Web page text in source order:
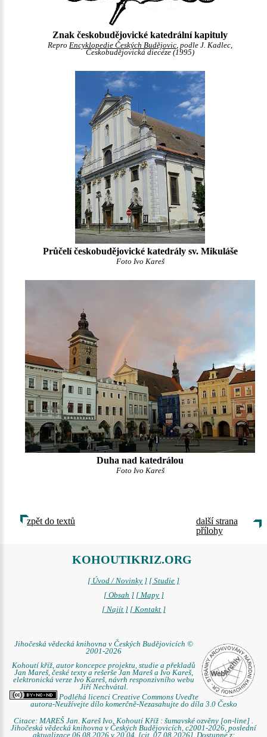
Znak českobudějovické katedrální kapituly
Repro Encyklopedie Českých Budějovic , podle J. Kadlec,
Českobudějovická diecéze (1995)
Průčelí českobudějovické katedrály sv. Mikuláše
Foto Ivo Kareš
Duha nad katedrálou
Foto Ivo Kareš
zpět do textů
další strana
přílohy
KOHOUTIKRIZ.ORG
[ Úvod / Novinky ] [ Studie ]
[ Obsah ] [ Mapy ]
[ Najít ] [ Kontakt ]
Jihočeská vědecká knihovna v Českých Budějovicích ©
2001-2026
Kohoutí kříž, autor koncepce projektu, studie a překladů
Jan Mareš, české texty a rešerše Jan Mareš a Ivo Kareš,
elektronická verze Ivo Kareš, návrh responzivního webu
Jiří Nechvátal.
Podléhá licenci Creative Commons Uveďte
autora-Neužívejte dílo komerčně-Nezasahujte do díla 3.0 Česko
Citace: MAREŠ Jan. Kareš Ivo. Kohoutí Kříž : šumavské ozvěny [on-line] .
Jihočeská vědecká knihovna v Českých Budějovicích, c2001-2026, poslední
aktualizace 06.08.2026 v 20.04. [cit. 07.08.2026]. Dostupné z: